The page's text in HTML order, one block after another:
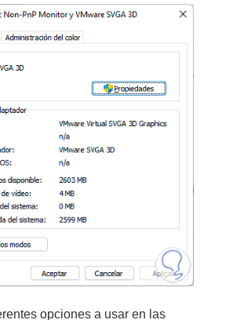
opciones a usar en las